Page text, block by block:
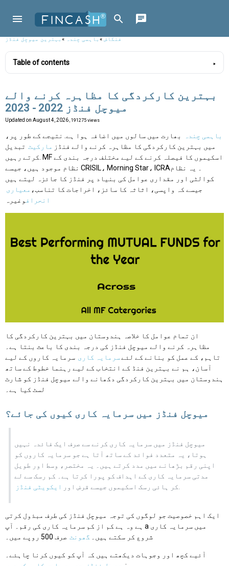
فنکاش»باہمی چندہ»بہترین میوچل فنڈز
Table of contents
بہترین کارکردگی کا مظاہرہ کرنے والے
میوچل فنڈز 2022 - 2023
Updated on August 4, 2026 , 191275 views
باہمی چندہ
بھارت میں سالوں میں اضافہ ہوا ہے. نتیجے کے طور پر،
میں بہترین کارکردگی کا مظاہرہ کرنے والے فنڈز مارکیٹ تبدیل
کرتے رہیں. MF اسکیموں کا فیصلہ کرنے کے لیے مختلف درجہ بندی کے
نظام موجود ہیں، جیسے CRISIL، Morning Star، ICRA۔ یہ نظام
کوالٹی اور مقداری عوامل کی بنیاد پر فنڈز کا جائزہ لیتے ہیں
جیسے کہ واپسی، اثاثہ کا سائز، اخراجات کا تناسب، معیاری
انحرافوغیرہ
ان تمام عوامل کا خلاصہ ہندوستان میں بہترین کارکردگی کا
مظاہرہ کرنے والے میوچل فنڈز کی درجہ بندی کا باعث بنتا ہے۔
تاہم، کے عمل کو بنانے کے لئےسرمایہ کاری سرمایہ کاروں کے لیے
آسان، ہم نے بہترین فنڈ کے انتخاب کے لیے رہنما خطوط کے ساتھ
ہندوستان میں بہترین کارکردگی دکھانے والے میوچل فنڈز کو شارٹ
لسٹ کیا ہے۔
میوچل فنڈز میں سرمایہ کاری کیوں کی جائے؟
میوچل فنڈز میں سرمایہ کاری کرنے سے صرف ایک فائدہ نہیں
ہوتا، یہ متعدد فوائد کے ساتھ آتا ہے جو سرمایہ کاروں کو
اپنی رقم بڑھانے میں مدد کرتے ہیں۔ یہ مختصر، وسط اور طویل
مدتی سرمایہ کاری کے اہداف کو پورا کرتا ہے۔ کم رسک سے لے
کر ہائی رسک اسکیموں جیسے قرض اور
ایکویٹی فنڈز
ایک اہم خصوصیت جو لوگوں کی توجہ میوچل فنڈز کی طرف مبذول کرتی
ہے وہ ہے کم از کم سرمایہ کاری کی رقم۔ آپ a میں سرمایہ کاری
شروع کر سکتے ہیں۔
گھونٹ صرف 500 روپے میں۔
آئیے کچھ اور وجوہات دیکھتے ہیں کہ آپ کو کیوں کرنا چاہئے۔